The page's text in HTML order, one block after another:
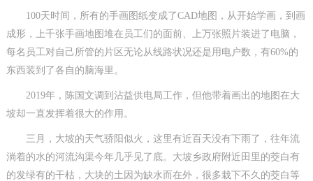
100天时间，所有的手画图纸变成了CAD地图，从开始学画，到画
成形，上千张手画地图堆在员工们的面前、上万张照片装进了电脑，
每名员工对自己所管的片区无论从线路状况还是用电户数，有60%的
东西装到了各自的脑海里。
2019年，陈国文调到沾益供电局工作，但他带着画出的地图在大
坡却一直发挥着很大的作用。
三月，大坡的天气骄阳似火，这里有近百天没有下雨了，往年流
淌着的水的河流沟渠今年几乎见了底。大坡乡政府附近田里的茭白有
的发绿有的干枯，大块的土因为缺水而在外，很多栽下不久的茭白等